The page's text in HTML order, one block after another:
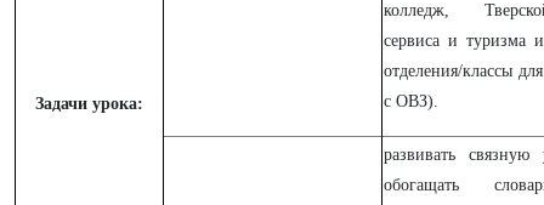
Задачи урока:
колледж,
сервиса и туризма
отделения/классы
с ОВЗ).
развивать связную
обогащать